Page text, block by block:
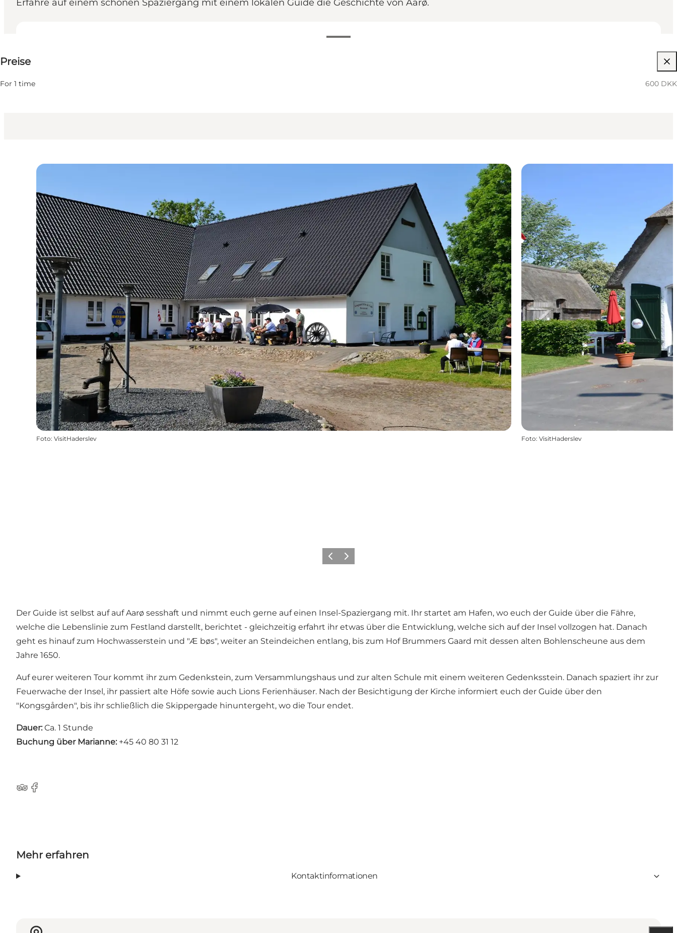
Erfahre auf einem schönen Spaziergang mit einem lokalen Guide die Geschichte von Aarø.
Preise
For 1 time 600 DKK
Foto: VisitHaderslev Foto: VisitHaderslev
ZurückWeiter
Der Guide ist selbst auf auf Aarø sesshaft und nimmt euch gerne auf einen Insel-Spaziergang mit. Ihr startet am Hafen, wo euch der Guide über die Fähre,
welche die Lebenslinie zum Festland darstellt, berichtet - gleichzeitig erfahrt ihr etwas über die Entwicklung, welche sich auf der Insel vollzogen hat. Danach
geht es hinauf zum Hochwasserstein und "Æ bøs", weiter an Steindeichen entlang, bis zum Hof Brummers Gaard mit dessen alten Bohlenscheune aus dem
Jahre 1650.
Auf eurer weiteren Tour kommt ihr zum Gedenkstein, zum Versammlungshaus und zur alten Schule mit einem weiteren Gedenksstein. Danach spaziert ihr zur
Feuerwache der Insel, ihr passiert alte Höfe sowie auch Lions Ferienhäuser. Nach der Besichtigung der Kirche informiert euch der Guide über den
"Kongsgården", bis ihr schließlich die Skippergade hinuntergeht, wo die Tour endet.
Dauer: Ca. 1 Stunde
Buchung über Marianne: +45 40 80 31 12
Tripadvisor
Facebook
Mehr erfahren
Kontaktinformationen